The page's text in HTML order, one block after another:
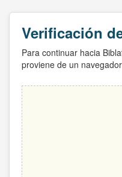
Verificación
Para continuar hacia
proviene de un